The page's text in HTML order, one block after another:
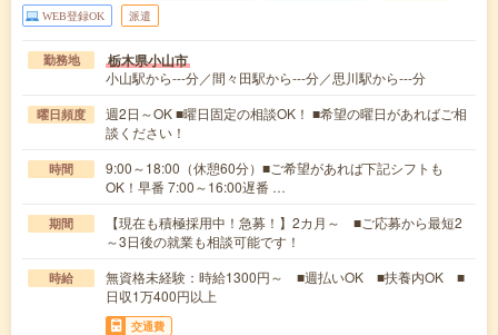
WEB登録OK 派遣
勤務地 栃木県小山市
小山駅から---分／間々田駅から---分／思川駅から---分
曜日頻度
週2日～OK ■曜日固定の相談OK！ ■希望の曜日があればご相
談ください！
時間
9:00～18:00（休憩60分）■ご希望があれば下記シフトも
OK！早番 7:00～16:00遅番 …
期間
【現在も積極採用中！急募！】2カ月～ ■ご応募から最短2
～3日後の就業も相談可能です！
時給
無資格未経験：時給1300円～ ■週払いOK ■扶養内OK ■
日収1万400円以上
交通費